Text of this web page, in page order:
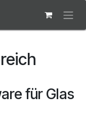
für Glas